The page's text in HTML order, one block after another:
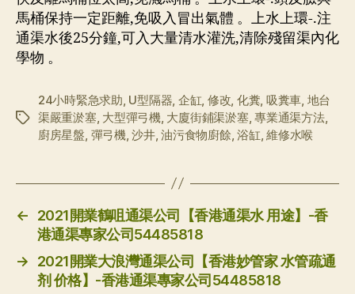
馬桶保持一定距離,免吸入冒出氣體 。上水上環-.注
通渠水後25分鐘,可入大量清水灌洗,清除殘留渠內化
學物 。
标
24小時緊急求助, U型隔器, 企缸, 修改, 化糞, 吸糞車, 地台
渠嚴重淤塞, 大型彈弓機, 大廈街鋪渠淤塞,專業通渠方法,
廚房星盤, 彈弓機,沙井,油污食物廚餘,浴缸,維修水喉
←
2021開業鶴咀通渠公司【香港通渠水 用途】-香
港通渠專家公司54485818
→
2021開業大浪灣通渠公司【香港妙管家 水管疏通
剂 价格】-香港通渠專家公司54485818